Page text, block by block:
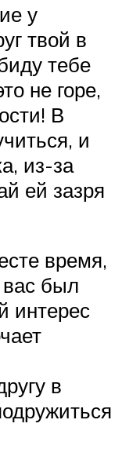
у
твой в
тебе
не горе,
В
и
из-за
ей зазря
время,
был
интерес
в